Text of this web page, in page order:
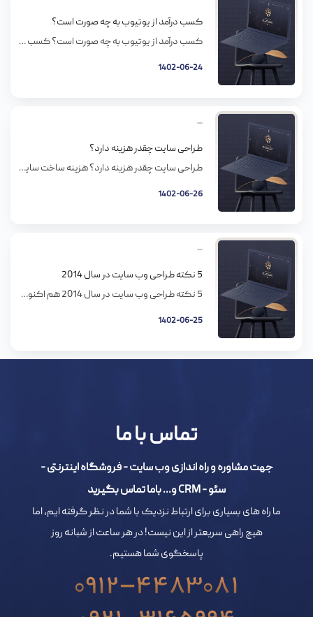
کسب درآمد از یوتیوب به چه صورت است؟
کسب درآمد از یوتیوب به چه صورت است؟ کسب در آمد از شبکه اجتماعی مانند یوتیوب میتواند برای بسیاری از اشخاص جذاب باشد. ورزشکاران، هنرمندان و غیره میتوانند با تکیه بر توانایی های خود علاوه بر برندسازی شخصی به کسب درامد نیز بپردازند. هنگامیکه برای تهیه مقاله کسب درآمد از یوتیوب به چه صورت است؟ تحقیق […]
1402-06-24
طراحی سایت چقدر هزینه دارد؟
طراحی سایت چقدر هزینه دارد؟ هزینه ساخت سایت اینترنتی به عوامل متفاوتی بستگی داره. در طراحی سایت فاکتورهای خیلی زیادی مطرح است که در واقعً بیان لیست قیمت رو برای اون محال میکنه. در این مقاله لیستی برای انواع خدمات حوزه طراحی وب رو بیان کنیم که معمولاً ملزم به پرداخت هزینه های اونها هستید. […]
1402-06-26
5 نکته طراحی وب سایت در سال 2014
5 نکته طراحی وب سایت در سال 2014 هم اکنون سال 2013 به پایان رسیده و سال جدید 2014 آغاز شده و می بایست برای این سال جدید آماده بود. با شروع این سال می بایست همه موارد مربوط به این سال را بررسی نماییم. زمان آن رسیده که به 365 روز سال گذشته بنگریم […]
1402-06-25
تماس با ما
جهت مشاوره و راه اندازی وب سایت - فروشگاه اینترنتی -
سئو - CRM و... باما تماس بگیرید
ما راه های بسیاری برای ارتباط نزدیک با شما در نظر گرفته ایم، اما
هیچ راهی سریعتر از این نیست! در هر ساعت از شبانه روز
پاسخگوی شما هستیم.
0912-4483081